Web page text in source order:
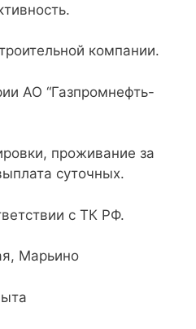
компании.
АО “Газпромнефть-
проживание за
суточных.
с ТК РФ.
Марьино